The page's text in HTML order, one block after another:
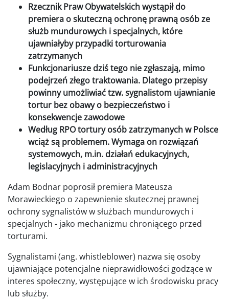
Rzecznik Praw Obywatelskich wystąpił do
premiera o skuteczną ochronę prawną osób ze
służb mundurowych i specjalnych, które
ujawniałyby przypadki torturowania
zatrzymanych
Funkcjonariusze dziś tego nie zgłaszają, mimo
podejrzeń złego traktowania. Dlatego przepisy
powinny umożliwiać tzw. sygnalistom ujawnianie
tortur bez obawy o bezpieczeństwo i
konsekwencje zawodowe
Według RPO tortury osób zatrzymanych w Polsce
wciąż są problemem. Wymaga on rozwiązań
systemowych, m.in. działań edukacyjnych,
legislacyjnych i administracyjnych
Adam Bodnar poprosił premiera Mateusza
Morawieckiego o zapewnienie skutecznej prawnej
ochrony sygnalistów w służbach mundurowych i
specjalnych - jako mechanizmu chroniącego przed
torturami.
Sygnalistami (ang. whistleblower) nazwa się osoby
ujawniające potencjalne nieprawidłowości godzące w
interes społeczny, występujące w ich środowisku pracy
lub służby.